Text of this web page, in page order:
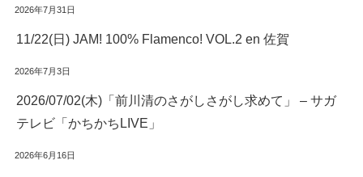
2026年7月31日
11/22(日) JAM! 100% Flamenco! VOL.2 en 佐賀
2026年7月3日
2026/07/02(木)「前川清のさがしさがし求めて」 – サガ
テレビ「かちかちLIVE」
2026年6月16日